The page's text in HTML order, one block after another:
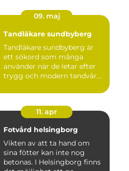
09. maj
Tandläkare sundbyberg
Tandläkare sundbyberg är
ett sökord som många
använder när de letar efter
trygg och modern tandvård
11. apr
Fotvård helsingborg
Vikten av att ta hand om
sina fötter kan inte nog
betonas. I Helsingborg finns